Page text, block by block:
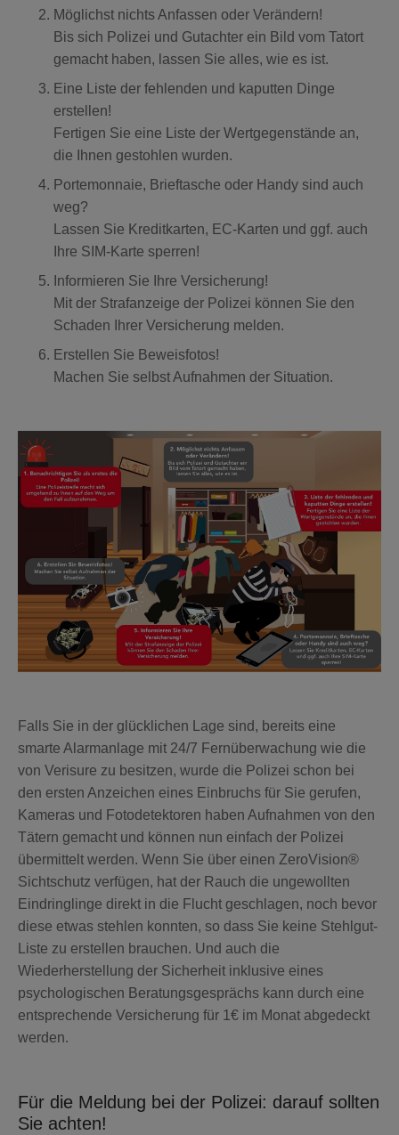
Möglichst nichts Anfassen oder Verändern!
Bis sich Polizei und Gutachter ein Bild vom Tatort
gemacht haben, lassen Sie alles, wie es ist.
Eine Liste der fehlenden und kaputten Dinge
erstellen!
Fertigen Sie eine Liste der Wertgegenstände an,
die Ihnen gestohlen wurden.
Portemonnaie, Brieftasche oder Handy sind auch
weg?
Lassen Sie Kreditkarten, EC-Karten und ggf. auch
Ihre SIM-Karte sperren!
Informieren Sie Ihre Versicherung!
Mit der Strafanzeige der Polizei können Sie den
Schaden Ihrer Versicherung melden.
Erstellen Sie Beweisfotos!
Machen Sie selbst Aufnahmen der Situation.
Falls Sie in der glücklichen Lage sind, bereits eine
smarte Alarmanlage mit 24/7 Fernüberwachung wie die
von Verisure zu besitzen, wurde die Polizei schon bei
den ersten Anzeichen eines Einbruchs für Sie gerufen,
Kameras und Fotodetektoren haben Aufnahmen von den
Tätern gemacht und können nun einfach der Polizei
übermittelt werden. Wenn Sie über einen ZeroVision®
Sichtschutz verfügen, hat der Rauch die ungewollten
Eindringlinge direkt in die Flucht geschlagen, noch bevor
diese etwas stehlen konnten, so dass Sie keine Stehlgut-
Liste zu erstellen brauchen. Und auch die
Wiederherstellung der Sicherheit inklusive eines
psychologischen Beratungsgesprächs kann durch eine
entsprechende Versicherung für 1€ im Monat abgedeckt
werden.
Für die Meldung bei der Polizei: darauf sollten
Sie achten!